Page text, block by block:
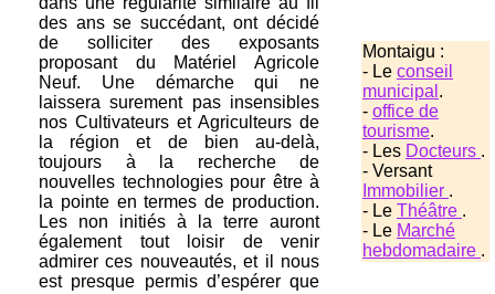
des ans se succédant, ont décidé
de solliciter des exposants
proposant du Matériel Agricole
Neuf. Une démarche qui ne
laissera surement pas insensibles
nos Cultivateurs et Agriculteurs de
la région et de bien au-delà,
toujours à la recherche de
nouvelles technologies pour être à
la pointe en termes de production.
Les non initiés à la terre auront
également tout loisir de venir
admirer ces nouveautés, et il nous
est presque permis d’espérer que
Montaigu :
- Le conseil
municipal .
- office de
tourisme.
- Les Docteurs .
- Versant
Immobilier .
- Le Théâtre .
- Le Marché
hebdomadaire .